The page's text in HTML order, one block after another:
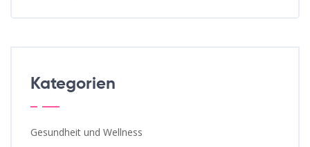
Kategorien
Gesundheit und Wellness